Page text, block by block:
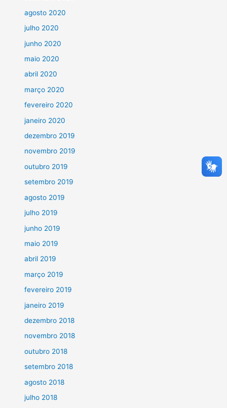
agosto 2020
julho 2020
junho 2020
maio 2020
abril 2020
março 2020
fevereiro 2020
janeiro 2020
dezembro 2019
novembro 2019
outubro 2019
setembro 2019
agosto 2019
julho 2019
junho 2019
maio 2019
abril 2019
março 2019
fevereiro 2019
janeiro 2019
dezembro 2018
novembro 2018
outubro 2018
setembro 2018
agosto 2018
julho 2018